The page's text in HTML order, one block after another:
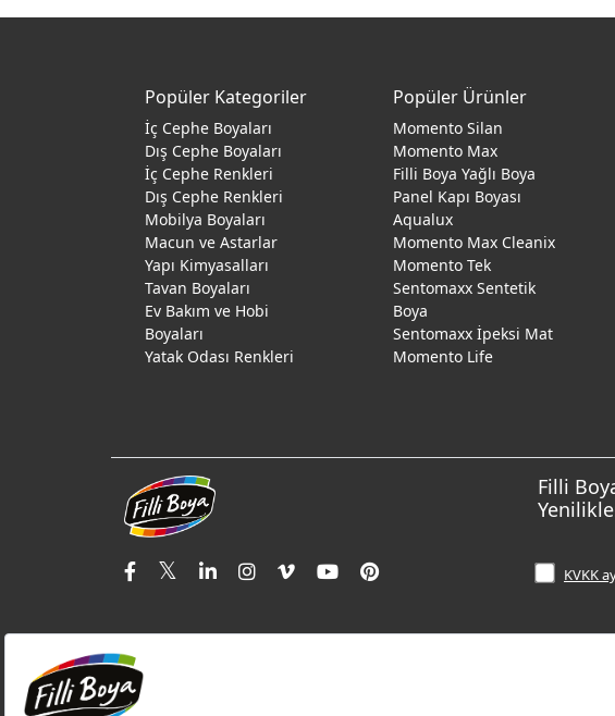
Popüler Kategoriler
İç Cephe Boyaları
Dış Cephe Boyaları
İç Cephe Renkleri
Dış Cephe Renkleri
Mobilya Boyaları
Macun ve Astarlar
Yapı Kimyasalları
Tavan Boyaları
Ev Bakım ve Hobi
Boyaları
Yatak Odası Renkleri
Popüler Ürünler
Momento Silan
Momento Max
Filli Boya Yağlı Boya
Panel Kapı Boyası
Aqualux
Momento Max Cleanix
Momento Tek
Sentomaxx Sentetik
Boya
Sentomaxx İpeksi Mat
Momento Life
Filli
KVKK